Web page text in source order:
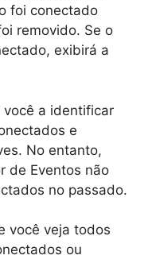
foi conectado
removido. Se o
exibirá a
você a identificar
e
No entanto,
de Eventos não
no passado.
você veja todos
ou